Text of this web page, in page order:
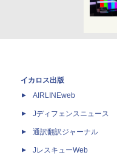
イカロス出版
AIRLINEweb
Jディフェンスニュース
通訳翻訳ジャーナル
JレスキューWeb